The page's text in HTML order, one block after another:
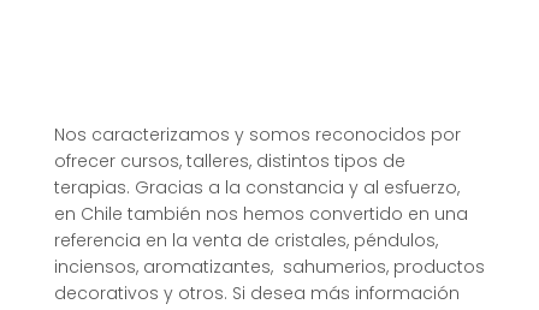
Nos caracterizamos y somos reconocidos por
ofrecer cursos, talleres, distintos tipos de
terapias. Gracias a la constancia y al esfuerzo,
en Chile también nos hemos convertido en una
referencia en la venta de cristales, péndulos,
inciensos, aromatizantes, sahumerios, productos
decorativos y otros. Si desea más información